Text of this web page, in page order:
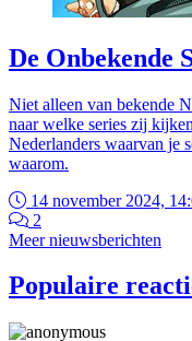
De Onbekende
Niet alleen van bekende
naar welke series zij
Nederlanders waarvan je
waarom.
14 november 2024,
2
Meer nieuwsberichten
Populaire